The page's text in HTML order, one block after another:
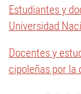
Estudiantes y
Universidad
Docentes y
cipoleñas por la